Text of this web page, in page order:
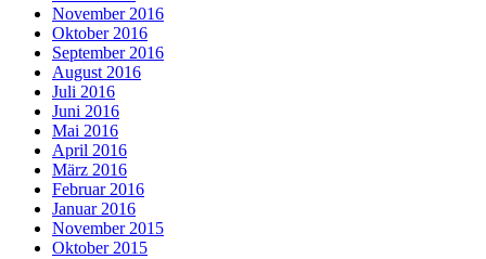
November 2016
Oktober 2016
September 2016
August 2016
Juli 2016
Juni 2016
Mai 2016
April 2016
März 2016
Februar 2016
Januar 2016
November 2015
Oktober 2015